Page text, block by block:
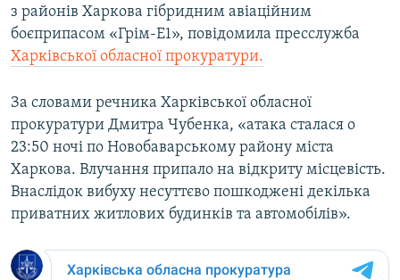
КТАТ
ДОЛУЧАЙСЯ!
Усі сайти RFE/RL
з районів Харкова гібридним авіаційним
боєприпасом «Грім-Е1», повідомила пресслужба
Харківської обласної прокуратури.
За словами речника Харківської обласної
прокуратури Дмитра Чубенка, «атака сталася о
23:50 ночі по Новобаварському району міста
Харкова. Влучання припало на відкриту місцевість.
Внаслідок вибуху несуттєво пошкоджені декілька
приватних житлових будинків та автомобілів».